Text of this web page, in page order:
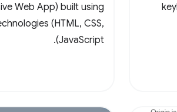
Web App) built using
(HTML, CSS,
JavaScript).